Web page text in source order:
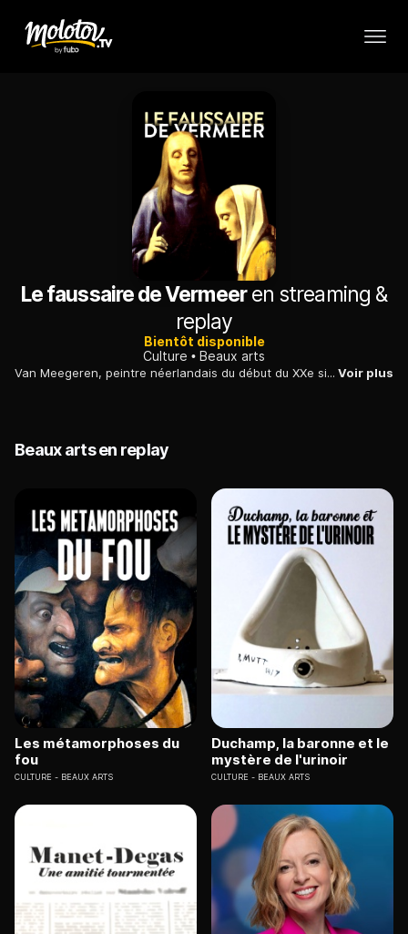
Le faussaire de Vermeeren streaming &
replay
Bientôt disponible
Culture
Beaux arts
Van Meegeren, peintre néerlandais du début du XXe siècle, était un faussaire chevronné : ses vrais-faux Vermeer ont été vendus pour des millions de dollars. Voir plus
Beaux arts en replay
Les métamorphoses du
fou
CULTURE BEAUX ARTS
Duchamp, la baronne et le
mystère de l'urinoir
CULTURE BEAUX ARTS